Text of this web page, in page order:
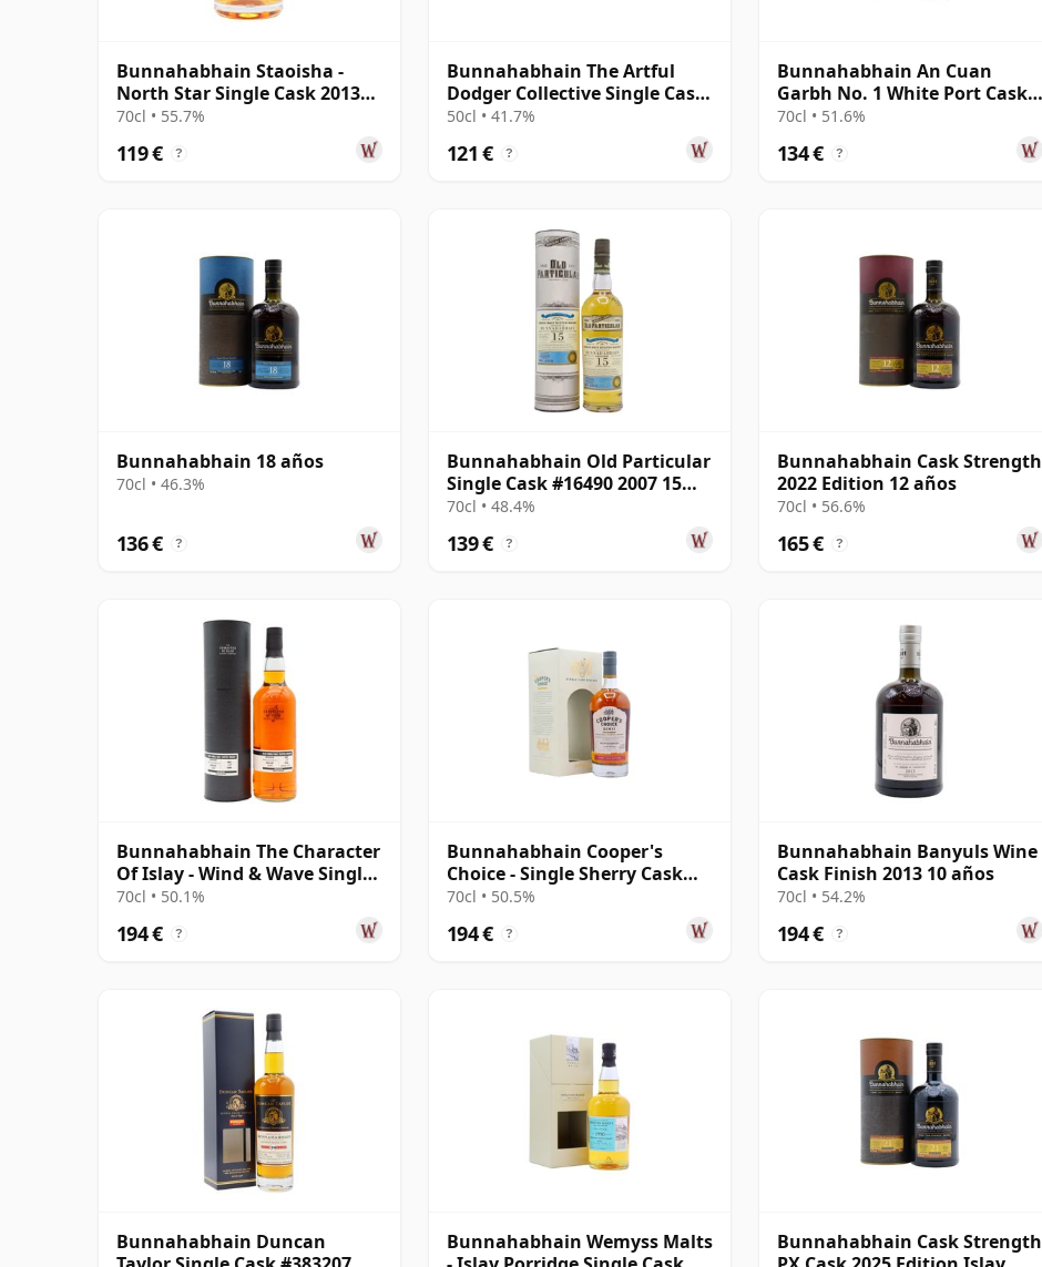
Bunnahabhain Staoisha -
North Star Single Cask 2013
11 años
70cl • 55.7%
119 € ?
Bunnahabhain The Artful
Dodger Collective Single Cask
#3445 1995 25 años
50cl • 41.7%
121 € ?
Bunnahabhain An Cuan
Garbh No. 1 White Port Cask
Finish Single 15 años
70cl • 51.6%
134 € ?
Bunnahabhain 18 años
70cl • 46.3%
136 € ?
Bunnahabhain Old Particular
Single Cask #16490 2007 15
años
70cl • 48.4%
139 € ?
Bunnahabhain Cask Strength
2022 Edition 12 años
70cl • 56.6%
165 € ?
Bunnahabhain The Character
Of Islay - Wind & Wave Single
Cask # 2008 10 años
70cl • 50.1%
194 € ?
Bunnahabhain Cooper's
Choice - Single Sherry Cask
#1426 2001 19 años
70cl • 50.5%
194 € ?
Bunnahabhain Banyuls Wine
Cask Finish 2013 10 años
70cl • 54.2%
194 € ?
Bunnahabhain Duncan
Bunnahabhain Wemyss Malts
Bunnahabhain Cask Strength